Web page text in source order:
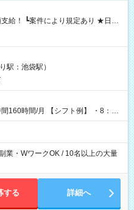
その日に現金GET♪ お仕事後はコ
ます！ 【試用期間】試
駅：池袋駅）
フト例】 ・8：00
業・WワークOK / 10名以上の大量
する 詳細へ